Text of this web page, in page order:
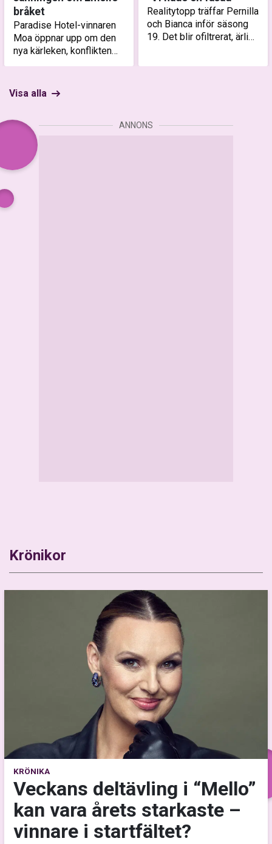
Realitytopp träffar Pernilla
och Bianca inför säsong
19. Det blir ofiltrerat, ärligt
bråket
Paradise Hotel-vinnaren
Moa öppnar upp om den
nya kärleken, konflikten
med Emelie som aldrig
klippningen blev orättvis.
Visa alla
ANNONS
Krönikor
KRÖNIKA
Veckans deltävling i “Mello”
kan vara årets starkaste –
vinnare i startfältet?